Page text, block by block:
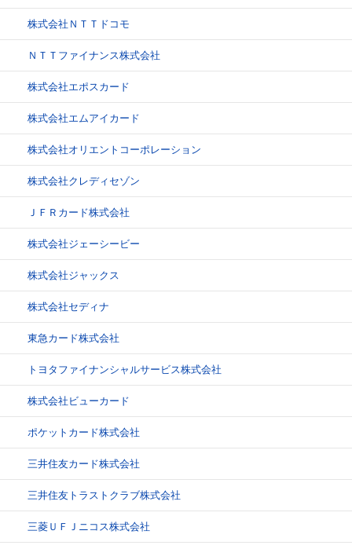
株式会社ＮＴＴドコモ
ＮＴＴファイナンス株式会社
株式会社エポスカード
株式会社エムアイカード
株式会社オリエントコーポレーション
株式会社クレディセゾン
ＪＦＲカード株式会社
株式会社ジェーシービー
株式会社ジャックス
株式会社セディナ
東急カード株式会社
トヨタファイナンシャルサービス株式会社
株式会社ビューカード
ポケットカード株式会社
三井住友カード株式会社
三井住友トラストクラブ株式会社
三菱ＵＦＪニコス株式会社